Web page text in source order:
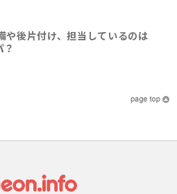
や後片付け、担当しているのは
？